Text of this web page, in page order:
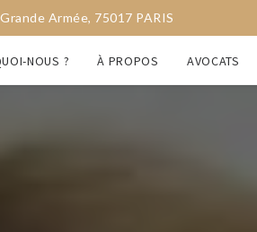
la Grande Armée, 75017
NOUS ? À PROPOS AVOCATS